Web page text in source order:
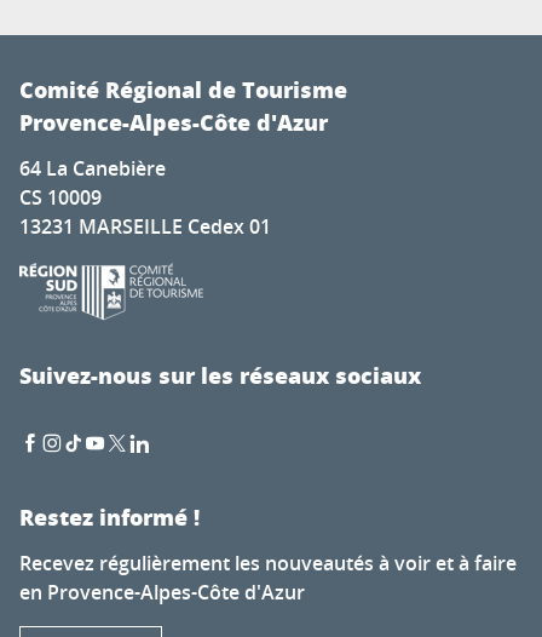
Comité Régional de Tourisme
Provence-Alpes-Côte d'Azur
64 La Canebière
CS 10009
13231 MARSEILLE Cedex 01
Suivez-nous sur les réseaux sociaux
Restez informé !
Recevez régulièrement les nouveautés à voir et à faire
en Provence-Alpes-Côte d'Azur